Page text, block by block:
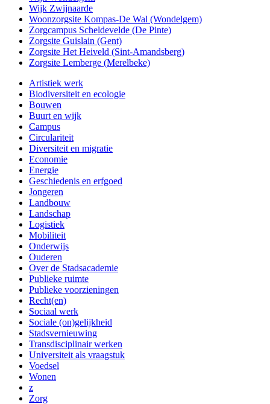
Wijk Zwijnaarde
Woonzorgsite Kompas-De Wal (Wondelgem)
Zorgcampus Scheldevelde (De Pinte)
Zorgsite Guislain (Gent)
Zorgsite Het Heiveld (Sint-Amandsberg)
Zorgsite Lemberge (Merelbeke)
Artistiek werk
Biodiversiteit en ecologie
Bouwen
Buurt en wijk
Campus
Circulariteit
Diversiteit en migratie
Economie
Energie
Geschiedenis en erfgoed
Jongeren
Landbouw
Landschap
Logistiek
Mobiliteit
Onderwijs
Ouderen
Over de Stadsacademie
Publieke ruimte
Publieke voorzieningen
Recht(en)
Sociaal werk
Sociale (on)gelijkheid
Stadsvernieuwing
Transdisciplinair werken
Universiteit als vraagstuk
Voedsel
Wonen
z
Zorg